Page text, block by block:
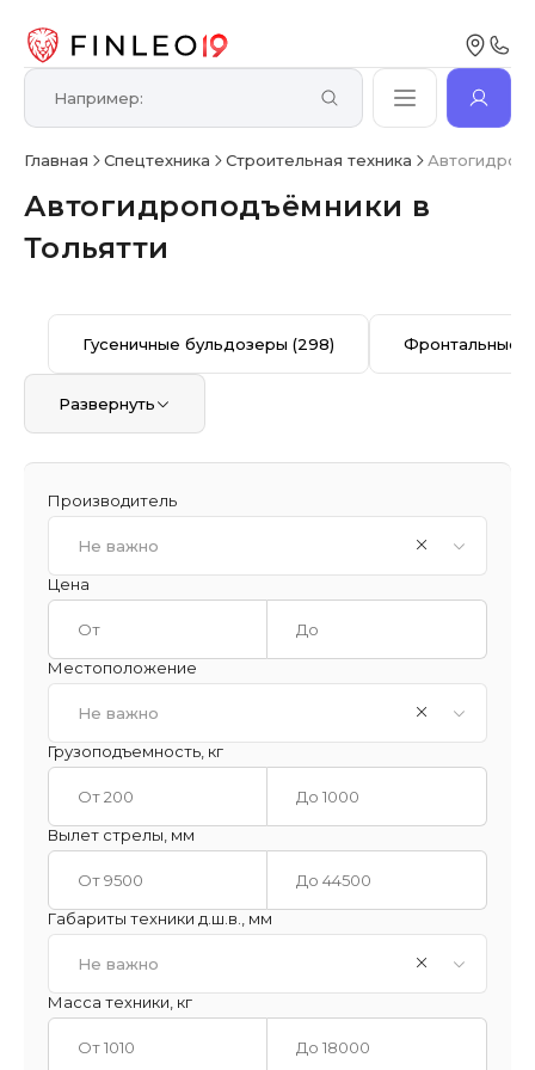
Главная Спецтехника Строительная техника
Автогидроподъёмники в
Тольятти
Гусеничные бульдозеры(298) Фронтальные
Развернуть
Производитель
Не важно
Цена
Местоположение
Не важно
Грузоподъемность, кг
Вылет стрелы, мм
Габариты техники д.ш.в., мм
Не важно
Масса техники, кг